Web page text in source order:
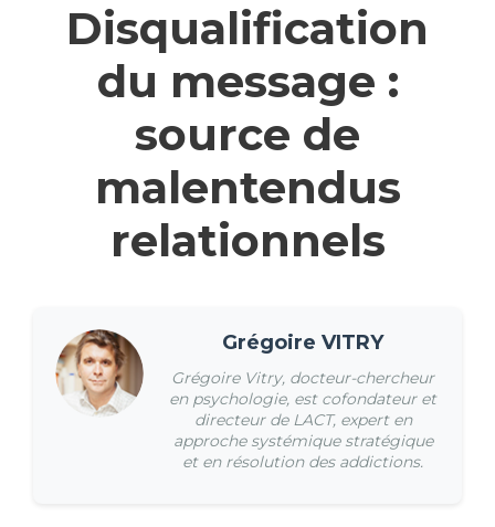
Disqualification
du message :
source de
malentendus
relationnels
Grégoire VITRY
Grégoire Vitry, docteur-chercheur
en psychologie, est cofondateur et
directeur de LACT, expert en
approche systémique stratégique
et en résolution des addictions.